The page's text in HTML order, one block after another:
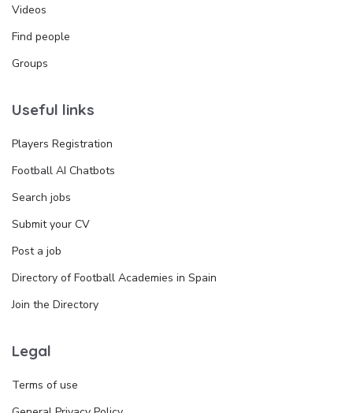
Videos
Find people
Groups
Useful links
Players Registration
Football AI Chatbots
Search jobs
Submit your CV
Post a job
Directory of Football Academies in Spain
Join the Directory
Legal
Terms of use